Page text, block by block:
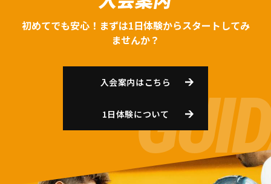
初めてでも安心！まずは1日体験からスタートしてみ
ませんか？
入会案内はこちら
1日体験について